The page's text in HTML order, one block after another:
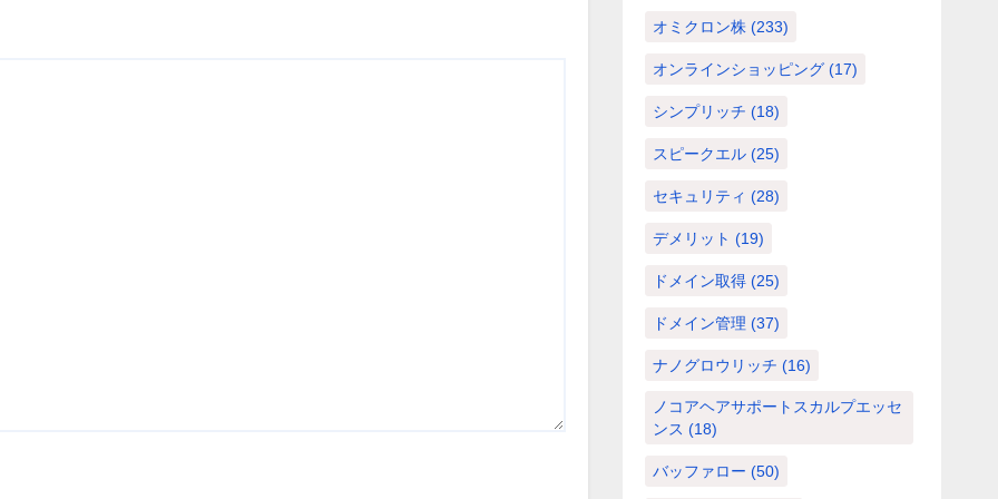
オミクロン株(233)
オンラインショッピング(17)
シンプリッチ (18)
スピークエル(25)
セキュリティ (28)
デメリット (19)
ドメイン取得(25)
ドメイン管理 (37)
ナノグロウリッチ (16)
ノコアヘアサポートスカルプエッセ
ンス (18)
バッファロー (50)